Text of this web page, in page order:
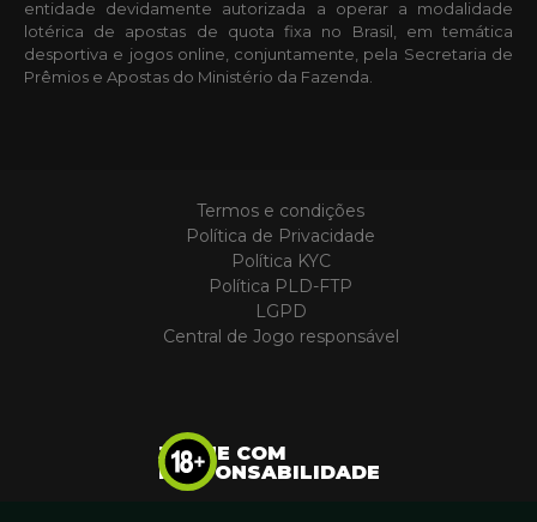
entidade devidamente autorizada a operar a modalidade
lotérica de apostas de quota fixa no Brasil, em temática
desportiva e jogos online, conjuntamente, pela Secretaria de
Prêmios e Apostas do Ministério da Fazenda.
Termos e condições
Política de Privacidade
Política KYC
Política PLD-FTP
LGPD
Central de Jogo responsável
JOGUE COM
RESPONSABILIDADE